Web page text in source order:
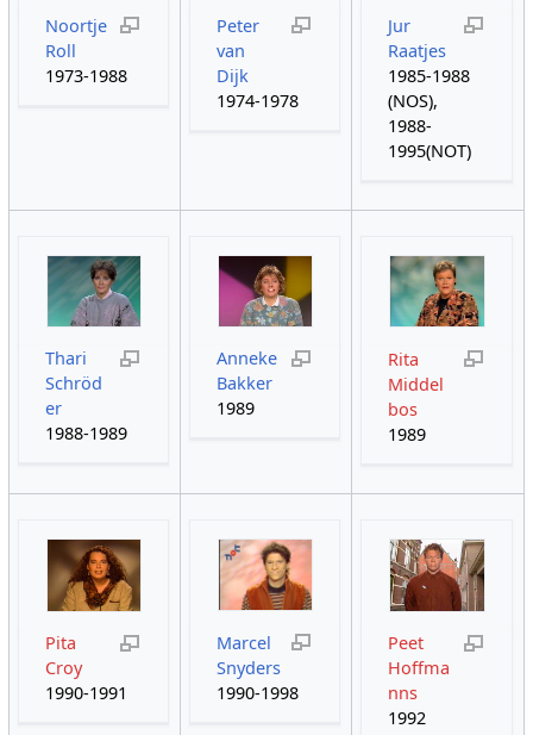
Noortje
Roll
1973-1988
Peter
van
Dijk
1974-1978
Jur
Raatjes
1985-1988
(NOS),
1988-
1995(NOT)
Thari
Schröd
er
1988-1989
Anneke
Bakker
1989
Rita
Middel
bos
1989
Pita
Croy
1990-1991
Marcel
Snyders
1990-1998
Peet
Hoffma
nns
1992